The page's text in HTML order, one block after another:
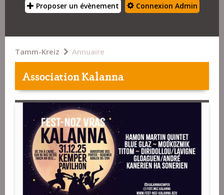
Proposer un évènement Connexion Admin
Tamm-Kreiz Annuaire
Association Kalanna